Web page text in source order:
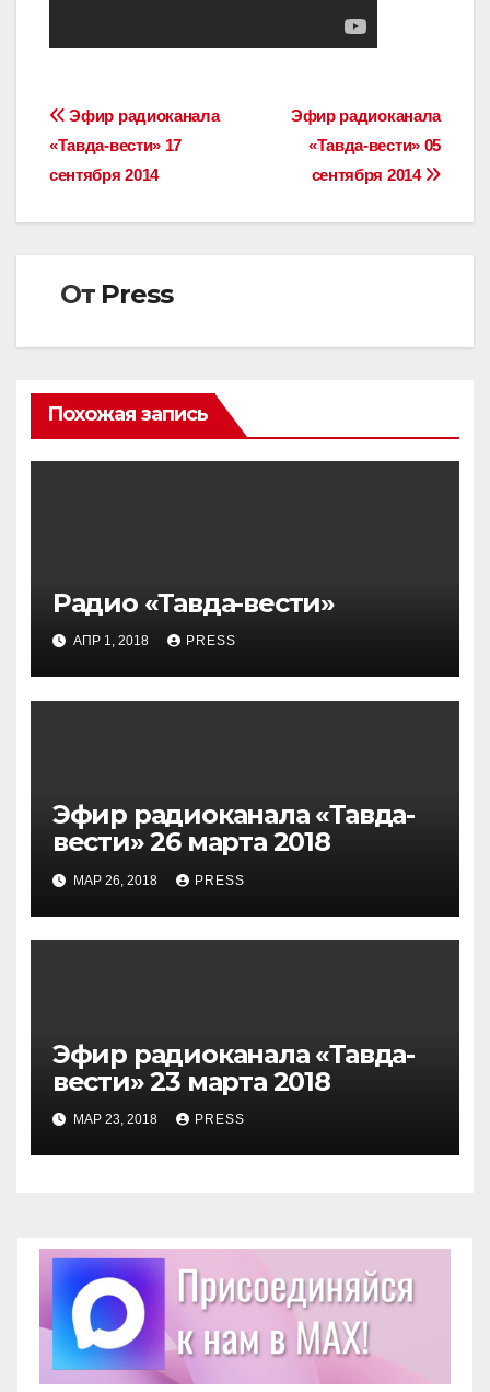
Навигация
по
записям
Эфир радиоканала
«Тавда-вести» 05
сентября 2014
Эфир радиоканала
«Тавда-вести» 17
сентября 2014
От Press
Похожая запись
Радио «Тавда-вести»
АПР 1, 2018 PRESS
Эфир радиоканала «Тавда-
вести» 26 марта 2018
МАР 26, 2018 PRESS
Эфир радиоканала «Тавда-
вести» 23 марта 2018
МАР 23, 2018 PRESS